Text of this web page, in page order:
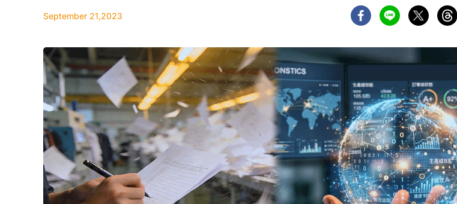
September 21,2023